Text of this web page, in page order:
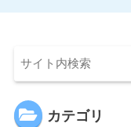
カテゴリ